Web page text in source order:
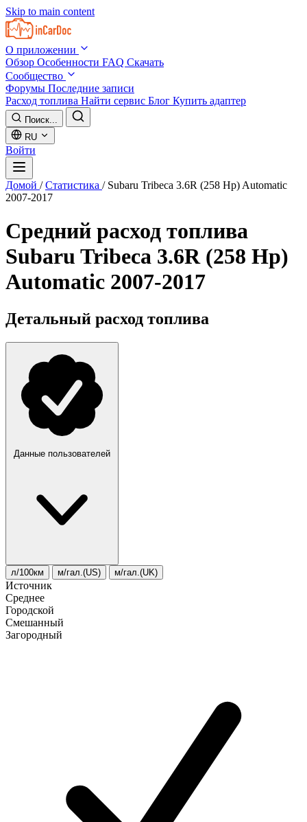
Skip to main content
О приложении
Обзор Особенности FAQ Скачать
Сообщество
Форумы Последние записи
Расход топлива Найти сервис Блог Купить адаптер
Поиск...
RU
Войти
Домой / Статистика / Subaru Tribeca 3.6R (258 Hp) Automatic
2007-2017
Средний расход топлива
Subaru Tribeca 3.6R (258 Hp)
Automatic 2007-2017
Детальный расход топлива
Данные пользователей
л/100км м/гал.(US) м/гал.(UK)
Источник
Среднее
Городской
Смешанный
Загородный